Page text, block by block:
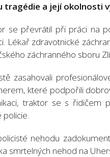
tragédie a její okolnosti
se převrátil při práci na
Lékař zdravotnické
záchranného sboru
zasahovali
které podpořili
traktor se s řidičem
policie.
nehodu
smrtelných nehod na